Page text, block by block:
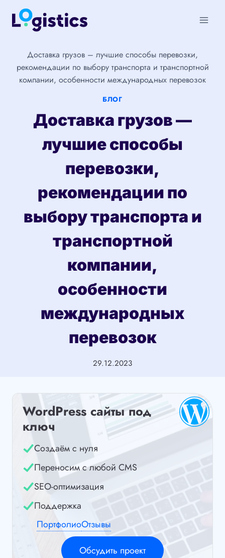
Перейти
Доставка грузов – лучшие способы перевозки,
рекомендации по выбору транспорта и транспортной
компании, особенности международных перевозок
БЛОГ
Доставка грузов —
лучшие способы
перевозки,
рекомендации по
выбору транспорта и
транспортной
компании,
особенности
международных
перевозок
29.12.2023
WordPress сайты под
ключ
Создаём с нуля
Переносим с любой CMS
SEO-оптимизация
Поддержка
ПортфолиоОтзывы
Обсудить проект